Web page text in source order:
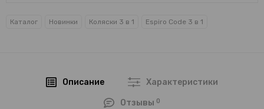
Каталог Новинки Коляски 3 в 1 Espiro Code 3 в 1
Описание Характеристики
Отзывы 0